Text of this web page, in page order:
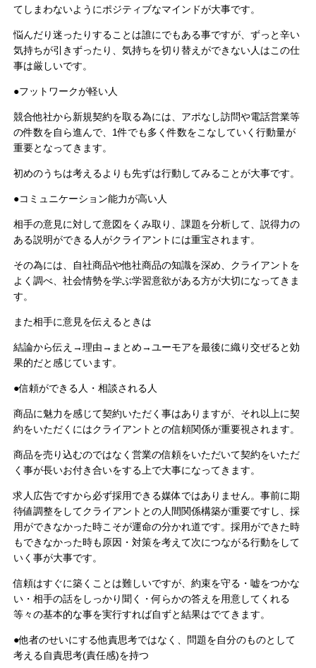
てしまわないようにポジティブなマインドが大事です。
悩んだり迷ったりすることは誰にでもある事ですが、ずっと辛い
気持ちが引きずったり、気持ちを切り替えができない人はこの仕
事は厳しいです。
●フットワークが軽い人
競合他社から新規契約を取る為には、アポなし訪問や電話営業等
の件数を自ら進んで、1件でも多く件数をこなしていく行動量が
重要となってきます。
初めのうちは考えるよりも先ずは行動してみることが大事です。
●コミュニケーション能力が高い人
相手の意見に対して意図をくみ取り、課題を分析して、説得力の
ある説明ができる人がクライアントには重宝されます。
その為には、自社商品や他社商品の知識を深め、クライアントを
よく調べ、社会情勢を学ぶ学習意欲がある方が大切になってきま
す。
また相手に意見を伝えるときは
結論から伝え→理由→まとめ→ユーモアを最後に織り交ぜると効
果的だと感じています。
●信頼ができる人・相談される人
商品に魅力を感じて契約いただく事はありますが、それ以上に契
約をいただくにはクライアントとの信頼関係が重要視されます。
商品を売り込むのではなく営業の信頼をいただいて契約をいただ
く事が長いお付き合いをする上で大事になってきます。
求人広告ですから必ず採用できる媒体ではありません。事前に期
待値調整をしてクライアントとの人間関係構築が重要ですし、採
用ができなかった時こそが運命の分かれ道です。採用ができた時
もできなかった時も原因・対策を考えて次につながる行動をして
いく事が大事です。
信頼はすぐに築くことは難しいですが、約束を守る・嘘をつかな
い・相手の話をしっかり聞く・何らかの答えを用意してくれる
等々の基本的な事を実行すれば自ずと結果はでてきます。
●他者のせいにする他責思考ではなく、問題を自分のものとして
考える自責思考(責任感)を持つ